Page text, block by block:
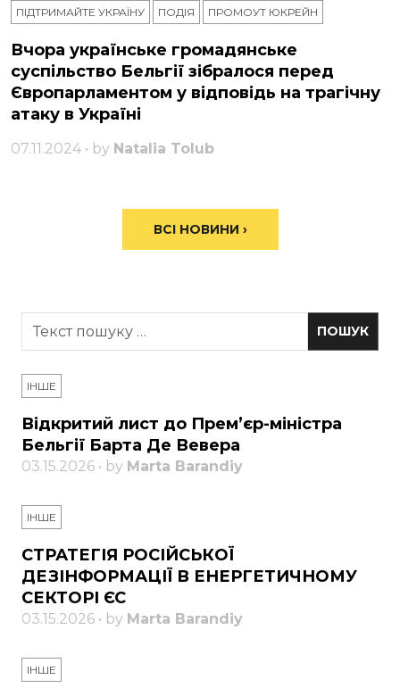
ПІДТРИМАЙТЕ УКРАЇНУ ПОДІЯ ПРОМОУТ ЮКРЕЙН
Вчора українське громадянське
суспільство Бельгії зібралося перед
Європарламентом у відповідь на трагічну
атаку в Україні
07.11.2024 • by Natalia Tolub
ВСІ НОВИНИ ›
ІНШЕ
Відкритий лист до Прем’єр-міністра
Бельгії Барта Де Вевера
03.15.2026 • by Marta Barandiy
ІНШЕ
СТРАТЕГІЯ РОСІЙСЬКОЇ
ДЕЗІНФОРМАЦІЇ В ЕНЕРГЕТИЧНОМУ
СЕКТОРІ ЄС
03.15.2026 • by Marta Barandiy
ІНШЕ